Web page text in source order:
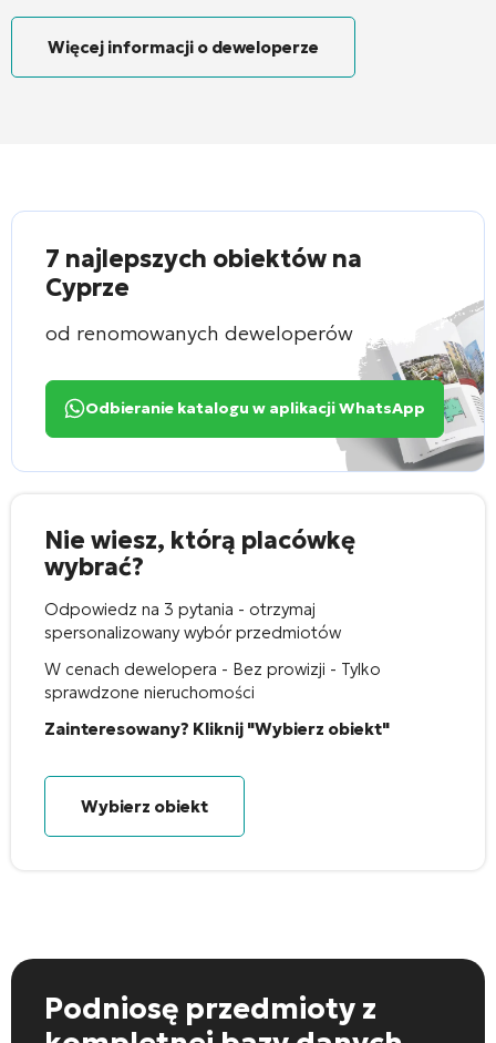
Więcej informacji o deweloperze
7 najlepszych obiektów na
Cyprze
od renomowanych deweloperów
Odbieranie katalogu w aplikacji WhatsApp
Nie wiesz, którą placówkę
wybrać?
Odpowiedz na 3 pytania - otrzymaj
spersonalizowany wybór przedmiotów
W cenach dewelopera - Bez prowizji - Tylko
sprawdzone nieruchomości
Zainteresowany? Kliknij "Wybierz obiekt"
Wybierz obiekt
Podniosę przedmioty z